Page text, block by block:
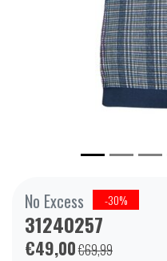
No Excess -30%
31240257
€49,00€69,99